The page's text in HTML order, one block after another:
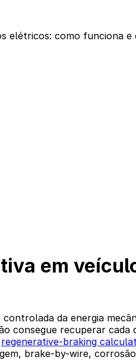
elétricos: como funciona e
em
da energia
consegue recuperar
regenerative-braking
brake-by-wire,